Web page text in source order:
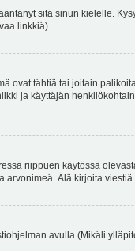
sitä sinun kielelle.
linkkiä).
ovat tähtiä tai joitain
ja käyttäjän
riippuen käytössä
Älä kirjoita
avulla (Mikäli